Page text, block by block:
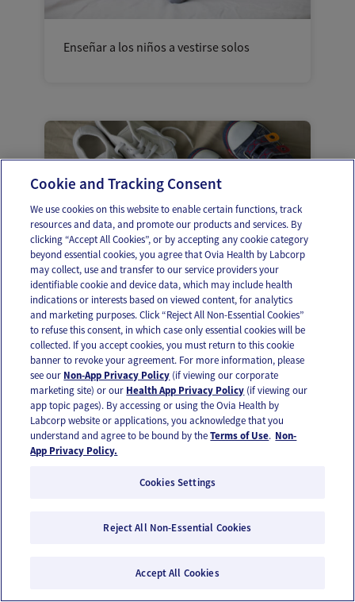
Enseñar a los niños a vestirse solos
Comprar zapatos para pies en constante
crecimiento
Cookie and Tracking Consent
We use cookies on this website to enable certain functions, track
resources and data, and promote our products and services. By
clicking “Accept All Cookies”, or by accepting any cookie category
beyond essential cookies, you agree that Ovia Health by Labcorp
may collect, use and transfer to our service providers your
identifiable cookie and device data, which may include health
indications or interests based on viewed content, for analytics
and marketing purposes. Click “Reject All Non-Essential Cookies”
to refuse this consent, in which case only essential cookies will be
collected. If you accept cookies, you must return to this cookie
banner to revoke your agreement. For more information, please
see our Non-App Privacy Policy (if viewing our corporate
marketing site) or our Health App Privacy Policy (if viewing our
app topic pages). By accessing or using the Ovia Health by
Labcorp website or applications, you acknowledge that you
understand and agree to be bound by theTerms of Use. Non-
App Privacy Policy.
Cookies Settings
Reject All Non-Essential Cookies
Accept All Cookies